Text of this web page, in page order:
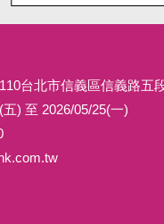
台北市信義區信義路五
) 至 2026/05/25(一)